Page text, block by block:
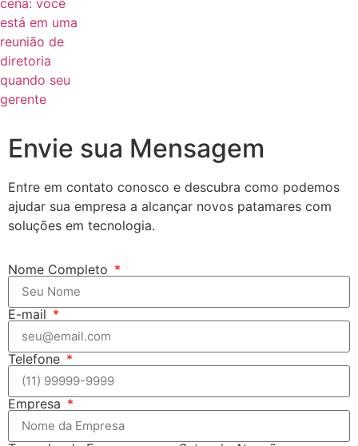
Envie sua Mensagem
Entre em contato conosco e descubra como podemos
ajudar sua empresa a alcançar novos patamares com
soluções em tecnologia.
Nome Completo
E-mail
Telefone
Empresa